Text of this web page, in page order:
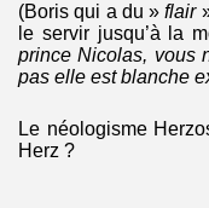
(Boris qui a du »flair
le servir jusqu’à
prince Nicolas, vous
pas elle est blanche
Le néologisme
Herz ?